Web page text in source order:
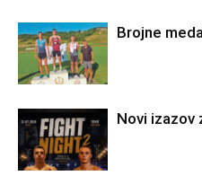
Brojne
Novi izazov